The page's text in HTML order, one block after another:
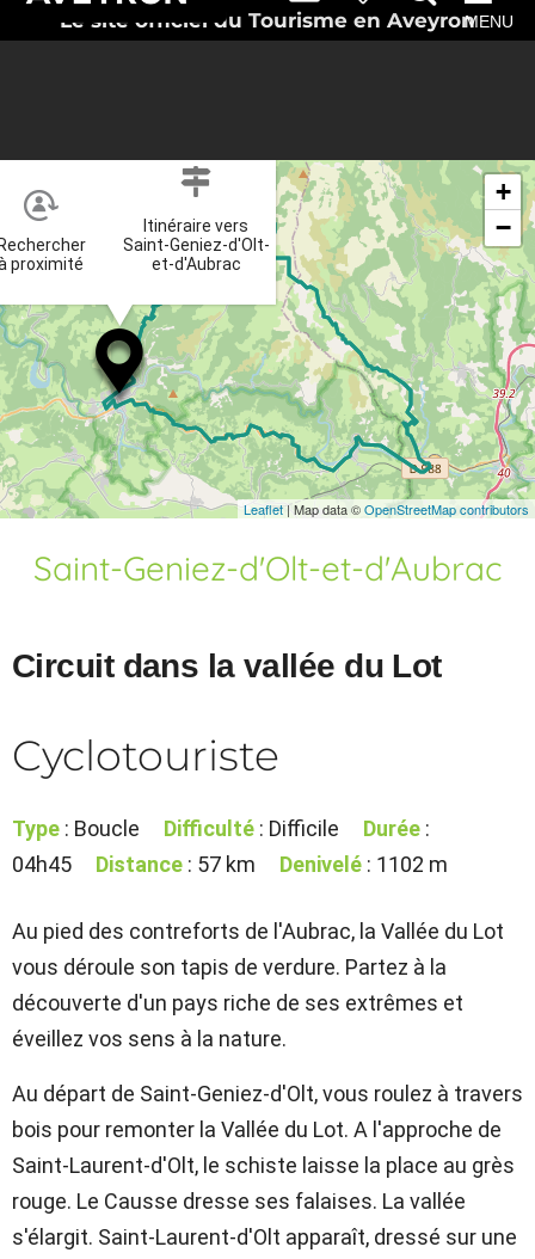
Le site officiel du Tourisme en AveyronMENU
proximité
Itinéraire vers
Saint-Geniez-d'Olt-
et-d'Aubrac
+
−
Leaflet| Map data ©OpenStreetMap contributors
Saint-Geniez-d'Olt-et-d'Aubrac
Circuit dans la vallée du Lot
Cyclotouriste
Type : Boucle Difficulté : Difficile Durée :
04h45
Distance : 57 km Denivelé : 1102 m
Au pied des contreforts de l'Aubrac, la Vallée du Lot
vous déroule son tapis de verdure. Partez à la
découverte d'un pays riche de ses extrêmes et
éveillez vos sens à la nature.
Au départ de Saint-Geniez-d'Olt, vous roulez à travers
bois pour remonter la Vallée du Lot. A l'approche de
Saint-Laurent-d'Olt, le schiste laisse la place au grès
rouge. Le Causse dresse ses falaises. La vallée
s'élargit. Saint-Laurent-d'Olt apparaît, dressé sur une